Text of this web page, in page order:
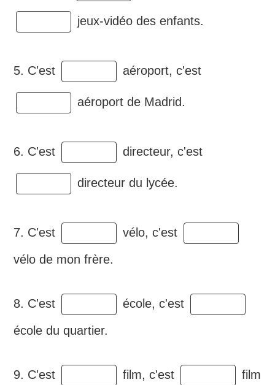
jeux-vidéo des enfants.
5. C'est aéroport, c'est
aéroport de Madrid.
6. C'est directeur, c'est
directeur du lycée.
7. C'est vélo, c'est
vélo de mon frère.
8. C'est école, c'est
école du quartier.
9. C'est film, c'est film